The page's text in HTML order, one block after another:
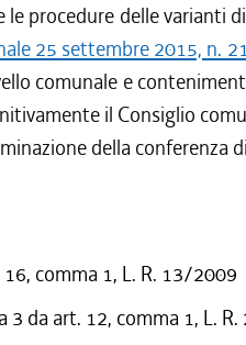
procedure delle varianti
25 settembre 2015, n.
comunale e
il Consiglio
della conferenza
comma 1, L. R. 13/2009
3 da art. 12, comma 1, L.